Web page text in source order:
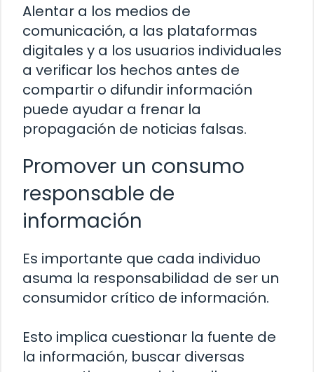
Alentar a los medios de
comunicación, a las plataformas
digitales y a los usuarios individuales
a verificar los hechos antes de
compartir o difundir información
puede ayudar a frenar la
propagación de noticias falsas.
Promover un consumo
responsable de
información
Es importante que cada individuo
asuma la responsabilidad de ser un
consumidor crítico de información.
Esto implica cuestionar la fuente de
la información, buscar diversas